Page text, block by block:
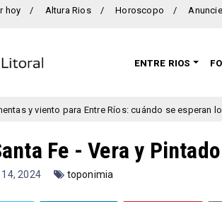
hoy Altura Rios Horoscopo
ENTRE RIOS
para Entre Ríos: cuándo se esperan los
Fe - Vera y Pintado
2024 toponimia